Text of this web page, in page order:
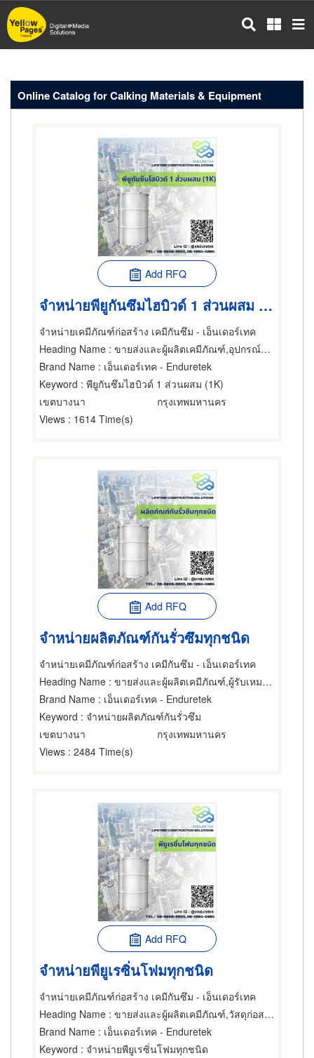
Skip
to
main
Online Catalog for Calking Materials & Equipment
Add RFQ
จำหน่ายพียูกันซึมไฮบิวด์ 1 ส่วนผสม (1K)
จำหน่ายเคมีภัณฑ์ก่อสร้าง เคมีกันซึม - เอ็นเดอร์เทค
Heading Name : ขายส่งและผู้ผลิตเคมีภัณฑ์,อุปกรณ์และวัสดุกันรั่ว,ผู้รับเหมากันรั่ว
Brand Name : เอ็นเดอร์เทค - Enduretek
Keyword : พียูกันซึมไฮบิวด์ 1 ส่วนผสม (1K)
เขตบางนา
กรุงเทพมหานคร
Views : 1614 Time(s)
Add RFQ
จำหน่ายผลิตภัณฑ์กันรั่วซึมทุกชนิด
จำหน่ายเคมีภัณฑ์ก่อสร้าง เคมีกันซึม - เอ็นเดอร์เทค
Heading Name : ขายส่งและผู้ผลิตเคมีภัณฑ์,ผู้รับเหมากันรั่ว,อุปกรณ์และวัสดุกันรั่ว
Brand Name : เอ็นเดอร์เทค - Enduretek
Keyword : จำหน่ายผลิตภัณฑ์กันรั่วซึม
เขตบางนา
กรุงเทพมหานคร
Views : 2484 Time(s)
Add RFQ
จำหน่ายพียูเรซิ่นโฟมทุกชนิด
จำหน่ายเคมีภัณฑ์ก่อสร้าง เคมีกันซึม - เอ็นเดอร์เทค
Heading Name : ขายส่งและผู้ผลิตเคมีภัณฑ์,วัสดุก่อสร้าง,อุปกรณ์และวัสดุกันรั่ว
Brand Name : เอ็นเดอร์เทค - Enduretek
Keyword : จำหน่ายพียูเรซิ่นโฟมทุกชนิด